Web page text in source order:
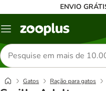
ENVIO
Menu
Pesquisar
produtos
Gatos Ração para gatos